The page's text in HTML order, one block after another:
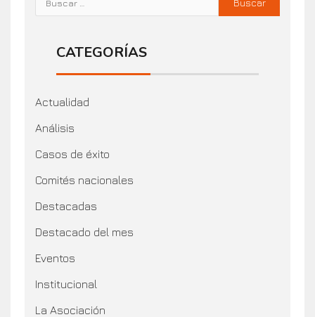
CATEGORÍAS
Actualidad
Análisis
Casos de éxito
Comités nacionales
Destacadas
Destacado del mes
Eventos
Institucional
La Asociación